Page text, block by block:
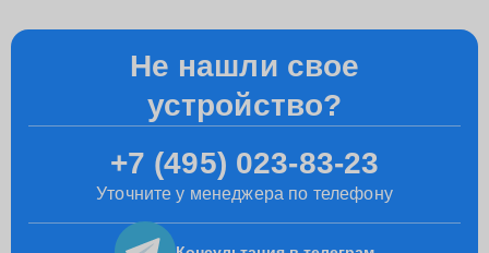
Не нашли свое
устройство?
+7 (495) 023-83-23
Уточните у менеджера по телефону